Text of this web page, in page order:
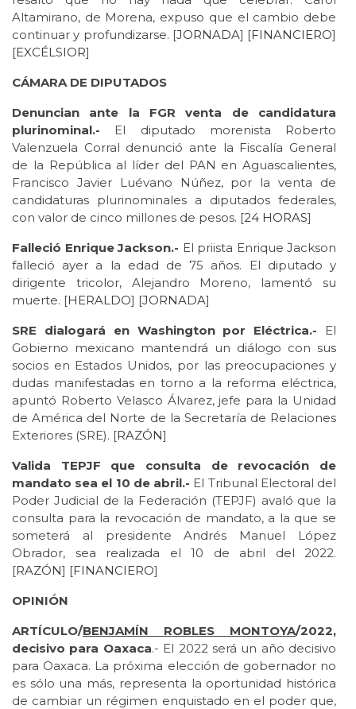
Altamirano, de Morena, expuso que el cambio debe
continuar y profundizarse. [JORNADA] [FINANCIERO]
[EXCÉLSIOR]
CÁMARA DE DIPUTADOS
Denuncian ante la FGR venta de candidatura
plurinominal.- El diputado morenista Roberto
Valenzuela Corral denunció ante la Fiscalía General
de la República al líder del PAN en Aguascalientes,
Francisco Javier Luévano Núñez, por la venta de
candidaturas plurinominales a diputados federales,
con valor de cinco millones de pesos. [24 HORAS]
Falleció Enrique Jackson.- El priista Enrique Jackson
falleció ayer a la edad de 75 años. El diputado y
dirigente tricolor, Alejandro Moreno, lamentó su
muerte. [HERALDO] [JORNADA]
SRE dialogará en Washington por Eléctrica.- El
Gobierno mexicano mantendrá un diálogo con sus
socios en Estados Unidos, por las preocupaciones y
dudas manifestadas en torno a la reforma eléctrica,
apuntó Roberto Velasco Álvarez, jefe para la Unidad
de América del Norte de la Secretaría de Relaciones
Exteriores (SRE). [RAZÓN]
Valida TEPJF que consulta de revocación de
mandato sea el 10 de abril.- El Tribunal Electoral del
Poder Judicial de la Federación (TEPJF) avaló que la
consulta para la revocación de mandato, a la que se
someterá al presidente Andrés Manuel López
Obrador, sea realizada el 10 de abril del 2022.
[RAZÓN] [FINANCIERO]
OPINIÓN
ARTÍCULO/BENJAMÍN ROBLES MONTOYA/2022,
decisivo para Oaxaca.- El 2022 será un año decisivo
para Oaxaca. La próxima elección de gobernador no
es sólo una más, representa la oportunidad histórica
de cambiar un régimen enquistado en el poder que,